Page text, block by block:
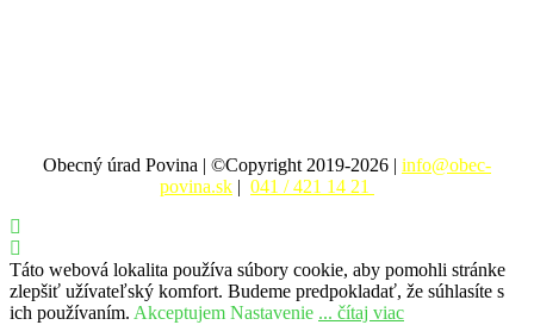
Obecný úrad Povina | ©Copyright 2019-2026 | info@obec-
povina.sk | 041 / 421 14 21
Táto webová lokalita používa súbory cookie, aby pomohli stránke
zlepšiť užívateľský komfort. Budeme predpokladať, že súhlasíte s
ich používaním. Akceptujem Nastavenie ... čítaj viac